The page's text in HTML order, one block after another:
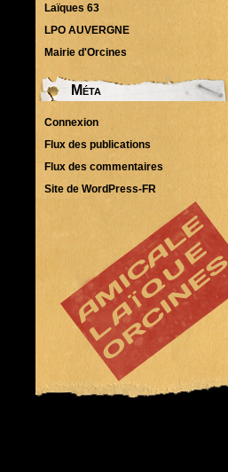
Laïques 63
LPO AUVERGNE
Mairie d'Orcines
Méta
Connexion
Flux des publications
Flux des commentaires
Site de WordPress-FR